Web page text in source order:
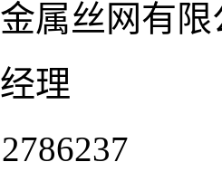
属丝网有限
理